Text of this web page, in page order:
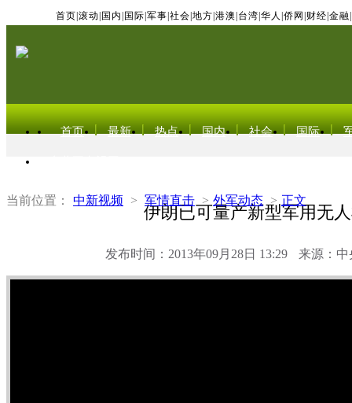
首页 滚动 国内 国际 军事 社会 地方 港澳 台湾 华人 侨网 财经 金融
首页 最新 热点 国内 社会 国际
当前位置： 中新视频 > 军情直击 > 外军动态 > 正文
伊朗已可量产新型军用无
发布时间：2013年09月28日 13:29 来源：中